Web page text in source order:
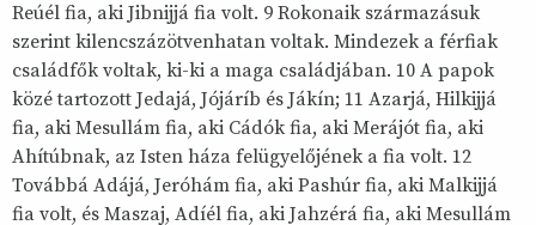
Reúél fia, aki Jibnijjá fia volt. 9 Rokonaik származásuk
szerint kilencszázötvenhatan voltak. Mindezek a férfiak
családfők voltak, ki-ki a maga családjában. 10 A papok
közé tartozott Jedajá, Jójáríb és Jákín; 11 Azarjá, Hilkijjá
fia, aki Mesullám fia, aki Cádók fia, aki Merájót fia, aki
Ahítúbnak, az Isten háza felügyelőjének a fia volt. 12
Továbbá Adájá, Jeróhám fia, aki Pashúr fia, aki Malkijjá
fia volt, és Maszaj, Adíél fia, aki Jahzérá fia, aki Mesullám